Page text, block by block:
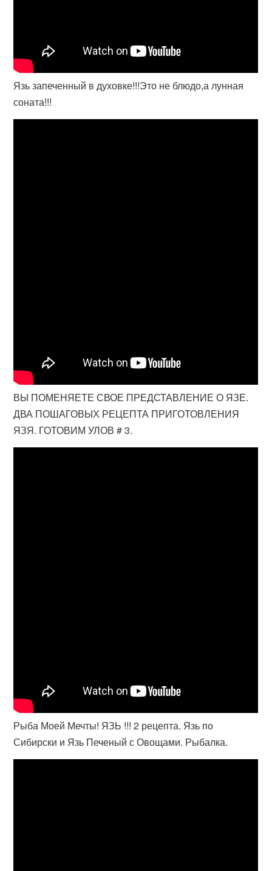
Язь запеченный в духовке!!!Это не блюдо,а лунная
соната!!!
ВЫ ПОМЕНЯЕТЕ СВОЕ ПРЕДСТАВЛЕНИЕ О ЯЗЕ.
ДВА ПОШАГОВЫХ РЕЦЕПТА ПРИГОТОВЛЕНИЯ
ЯЗЯ. ГОТОВИМ УЛОВ # 3.
Рыба Моей Мечты! ЯЗЬ !!! 2 рецепта. Язь по
Сибирски и Язь Печеный с Овощами. Рыбалка.